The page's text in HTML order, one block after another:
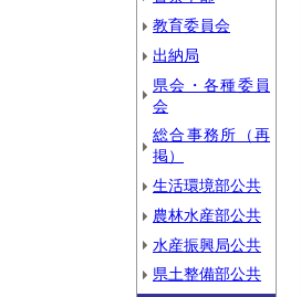
教育委員会
出納局
県会・各種委員
会
総合事務所（再
掲）
生活環境部公共
農林水産部公共
水産振興局公共
県土整備部公共